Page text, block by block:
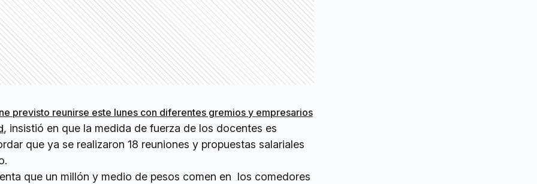
previsto reunirse este lunes con diferentes gremios y empresarios
, insistió en que la medida de fuerza de los docentes es
que ya se realizaron 18 reuniones y propuestas salariales
que un millón y medio de pesos comen en los comedores